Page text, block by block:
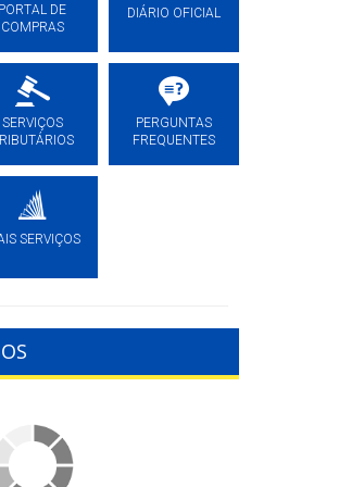
PORTAL DE
COMPRAS
DIÁRIO OFICIAL
SERVIÇOS
PERGUNTAS
FREQUENTES
SERVIÇOS